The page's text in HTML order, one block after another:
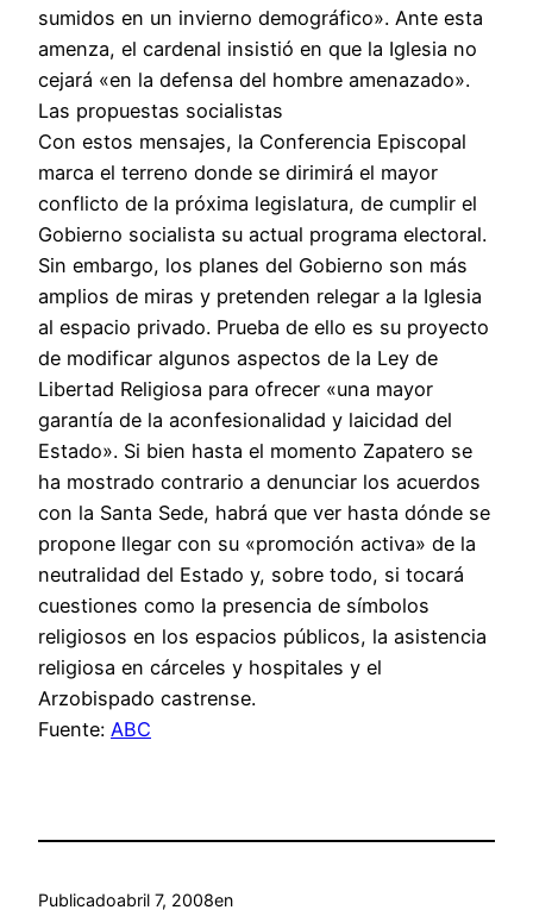
sumidos en un invierno demográfico». Ante esta
amenza, el cardenal insistió en que la Iglesia no
cejará «en la defensa del hombre amenazado».
Las propuestas socialistas
Con estos mensajes, la Conferencia Episcopal
marca el terreno donde se dirimirá el mayor
conflicto de la próxima legislatura, de cumplir el
Gobierno socialista su actual programa electoral.
Sin embargo, los planes del Gobierno son más
amplios de miras y pretenden relegar a la Iglesia
al espacio privado. Prueba de ello es su proyecto
de modificar algunos aspectos de la Ley de
Libertad Religiosa para ofrecer «una mayor
garantía de la aconfesionalidad y laicidad del
Estado». Si bien hasta el momento Zapatero se
ha mostrado contrario a denunciar los acuerdos
con la Santa Sede, habrá que ver hasta dónde se
propone llegar con su «promoción activa» de la
neutralidad del Estado y, sobre todo, si tocará
cuestiones como la presencia de símbolos
religiosos en los espacios públicos, la asistencia
religiosa en cárceles y hospitales y el
Arzobispado castrense.
Fuente: ABC
Publicadoabril 7, 2008en